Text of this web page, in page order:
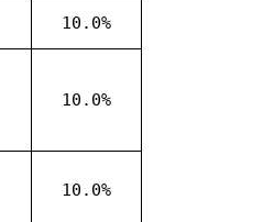
10.0%
10.0%
10.0%